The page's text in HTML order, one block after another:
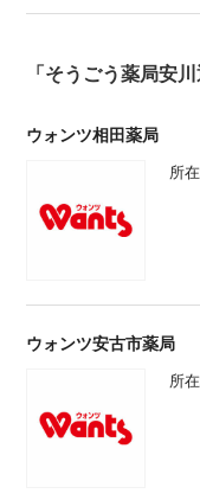
「そうごう薬局安
ウォンツ相田薬局
所
ウォンツ安古市薬局
所